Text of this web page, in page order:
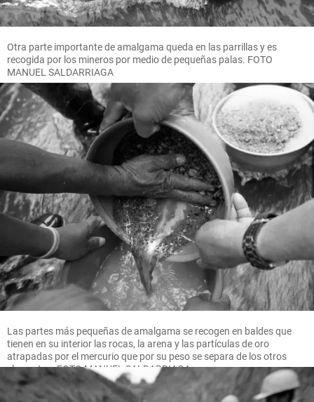
Otra parte importante de amalgama queda en las parrillas y es
recogida por los mineros por medio de pequeñas palas. FOTO
MANUEL SALDARRIAGA
Las partes más pequeñas de amalgama se recogen en baldes que
tienen en su interior las rocas, la arena y las partículas de oro
atrapadas por el mercurio que por su peso se separa de los otros
elementos. FOTO MANUEL SALDARRIAGA